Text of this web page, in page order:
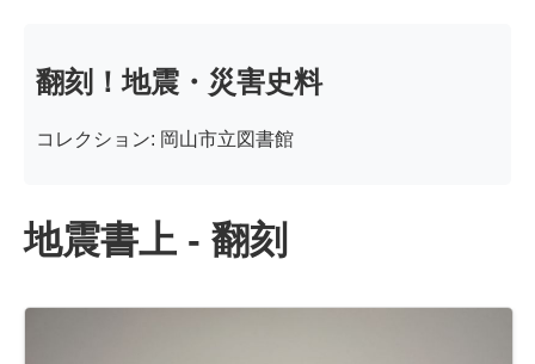
翻刻！地震・災害史料
コレクション: 岡山市立図書館
地震書上 - 翻刻